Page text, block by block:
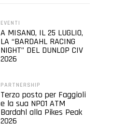
EVENTI
A MISANO, IL 25 LUGLIO,
LA “BARDAHL RACING
NIGHT” DEL DUNLOP CIV
2026
PARTNERSHIP
Terzo posto per Faggioli
e la sua NP01 ATM
Bardahl alla Pikes Peak
2026